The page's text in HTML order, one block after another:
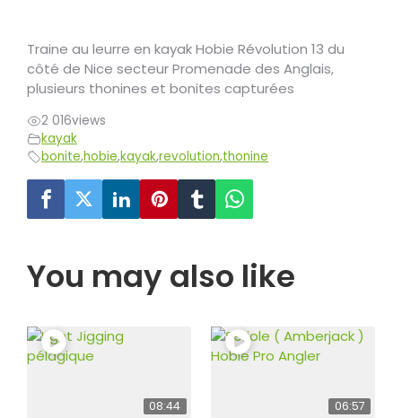
Traine au leurre en kayak Hobie Révolution 13 du
côté de Nice secteur Promenade des Anglais,
plusieurs thonines et bonites capturées
2 016views
kayak
bonite,hobie,kayak,revolution,thonine
You may also like
08:44 06:57